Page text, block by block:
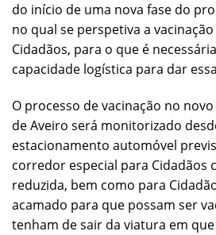
do início de uma nova fase do
no qual se perspetiva a
Cidadãos, para o que é
capacidade logística para dar
O processo de vacinação no
de Aveiro será monitorizado
estacionamento automóvel
corredor especial para Cidadãos
reduzida, bem como para
acamado para que possam ser
tenham de sair da viatura em